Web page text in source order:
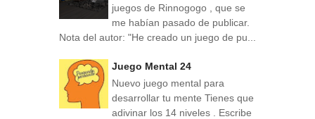
juegos de Rinnogogo , que se
me habían pasado de publicar.
Nota del autor: "He creado un juego de pu...
Juego Mental 24
Nuevo juego mental para
desarrollar tu mente Tienes que
adivinar los 14 niveles . Escribe